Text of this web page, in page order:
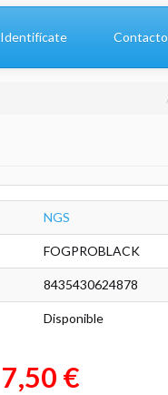
Identifícate Contacto
NGS
FOGPROBLACK
8435430624878
Disponible
7,50 €